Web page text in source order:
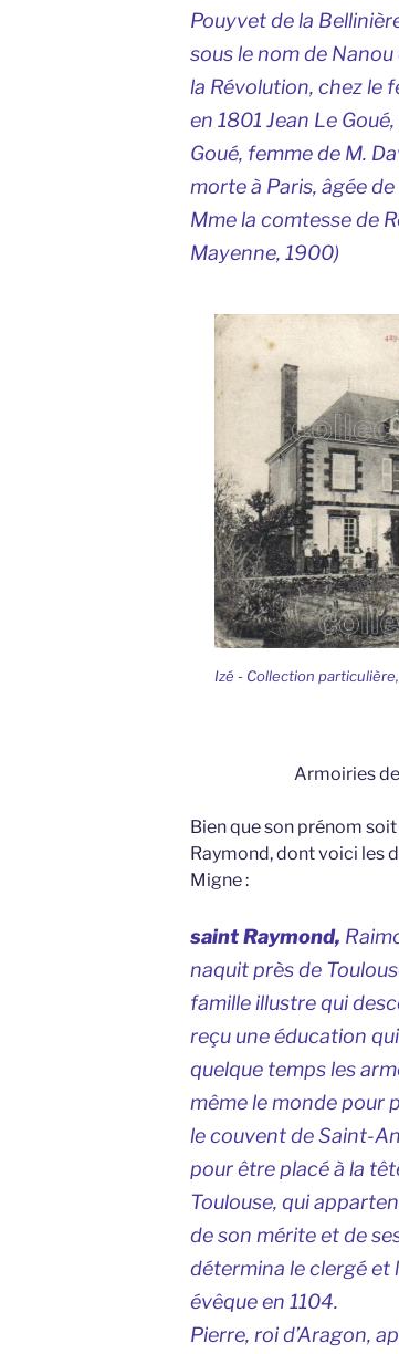
Pouyvet de la
sous le nom de
la Révolution, chez le
en 1801 Jean Le
Goué, femme de M.
morte à Paris, âgée
Mme la comtesse de
Mayenne, 1900)
Izé - Collection
Armoiries
Bien que son prénom
Raymond, dont voici les
Migne :
saint Raymond,
naquit près de
famille illustre qui
reçu une éducation
quelque temps les
même le monde pour
le couvent de Saint-
pour être placé à la
Toulouse, qui
de son mérite et de
détermina le clergé et
évêque en 1104.
Pierre, roi d’Aragon,